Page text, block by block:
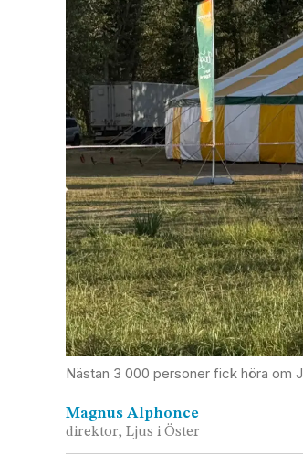
Nästan 3 000 personer fick höra om
Magnus Alphonce
direktor, Ljus i Öster